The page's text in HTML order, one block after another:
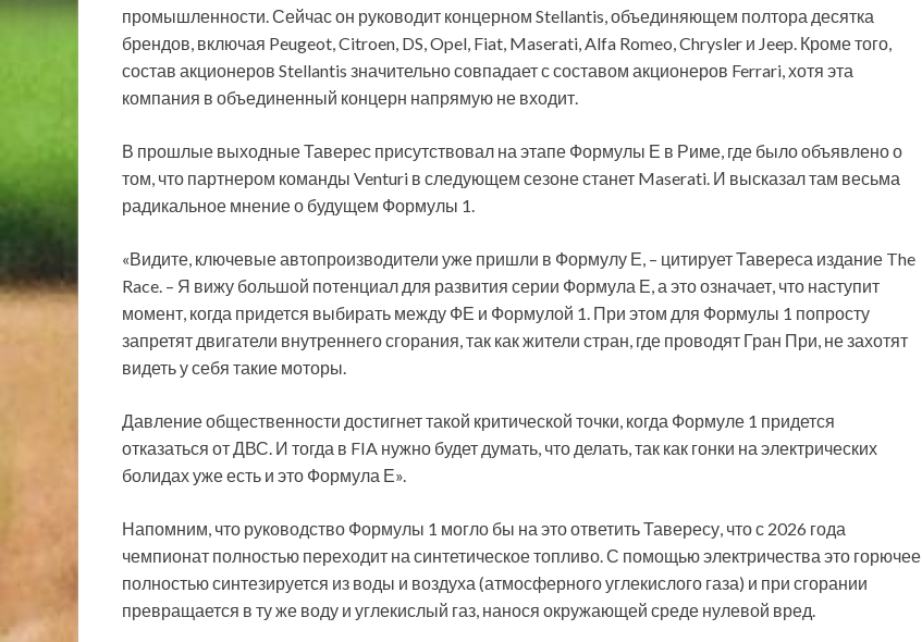
промышленности. Сейчас он руководит концерном Stellantis, объединяющем полтора десятка
брендов, включая Peugeot, Citroen, DS, Opel, Fiat, Maserati, Alfa Romeo, Chrysler и Jeep. Кроме того,
состав акционеров Stellantis значительно совпадает с составом акционеров Ferrari, хотя эта
компания в объединенный концерн напрямую не входит.
В прошлые выходные Таверес присутствовал на этапе Формулы Е в Риме, где было объявлено о
том, что партнером команды Venturi в следующем сезоне станет Maserati. И высказал там весьма
радикальное мнение о будущем Формулы 1.
«Видите, ключевые автопроизводители уже пришли в Формулу Е, – цитирует Тавереса издание The
Race. – Я вижу большой потенциал для развития серии Формула Е, а это означает, что наступит
момент, когда придется выбирать между ФЕ и Формулой 1. При этом для Формулы 1 попросту
запретят двигатели внутреннего сгорания, так как жители стран, где проводят Гран При, не захотят
видеть у себя такие моторы.
Давление общественности достигнет такой критической точки, когда Формуле 1 придется
отказаться от ДВС. И тогда в FIA нужно будет думать, что делать, так как гонки на электрических
болидах уже есть и это Формула Е».
Напомним, что руководство Формулы 1 могло бы на это ответить Тавересу, что с 2026 года
чемпионат полностью переходит на синтетическое топливо. С помощью электричества это горючее
полностью синтезируется из воды и воздуха (атмосферного углекислого газа) и при сгорании
превращается в ту же воду и углекислый газ, нанося окружающей среде нулевой вред.